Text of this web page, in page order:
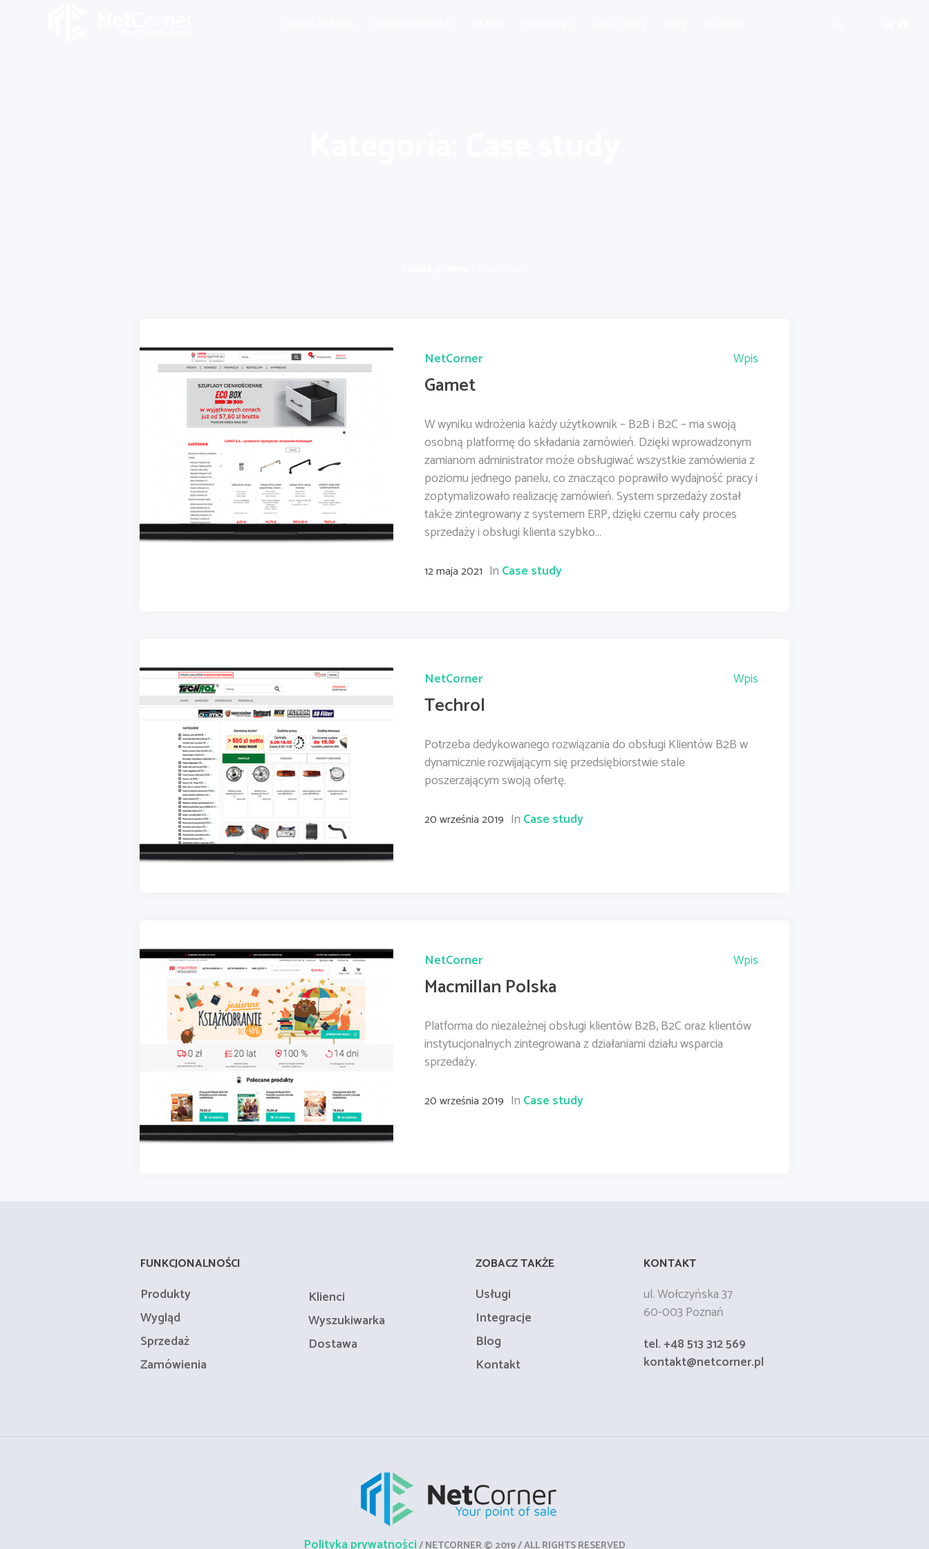
NetCorner Wpis
Gamet
W wyniku wdrożenia każdy użytkownik – B2B i B2C – ma swoją
osobną platformę do składania zamówień. Dzięki wprowadzonym
zamianom administrator może obsługiwać wszystkie zamówienia z
poziomu jednego panelu, co znacząco poprawiło wydajność pracy i
zoptymalizowało realizację zamówień. System sprzedaży został
także zintegrowany z systemem ERP, dzięki czemu cały proces
sprzedaży i obsługi klienta szybko...
12 maja 2021 In Case study
NetCorner Wpis
Techrol
Potrzeba dedykowanego rozwiązania do obsługi Klientów B2B w
dynamicznie rozwijającym się przedsiębiorstwie stale
poszerzającym swoją ofertę.
20 września 2019 In Case study
NetCorner Wpis
Macmillan Polska
Platforma do niezależnej obsługi klientów B2B, B2C oraz klientów
instytucjonalnych zintegrowana z działaniami działu wsparcia
sprzedaży.
20 września 2019 In Case study
FUNKCJONALNOŚCI
Produkty
Wygląd
Sprzedaż
Zamówienia
Klienci
Wyszukiwarka
Dostawa
ZOBACZ TAKŻE
Usługi
Integracje
Blog
Kontakt
KONTAKT
ul. Wołczyńska 37
60-003 Poznań
tel. +48 513 312 569
kontakt@netcorner.pl